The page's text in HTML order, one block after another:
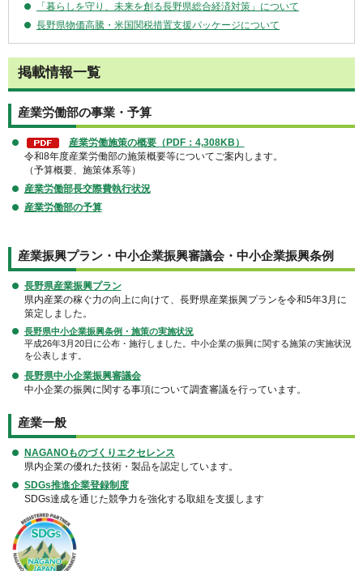
「暮らしを守り、未来を創る長野県総合経済対策」について
長野県物価高騰・米国関税措置支援パッケージについて
掲載情報一覧
産業労働部の事業・予算
産業労働施策の概要（PDF：4,308KB）
令和8年度産業労働部の施策概要等についてご案内します。
（予算概要、施策体系等）
産業労働部長交際費執行状況
産業労働部の予算
産業振興プラン・中小企業振興審議会・中小企業振興条例
長野県産業振興プラン
県内産業の稼ぐ力の向上に向けて、長野県産業振興プランを令和5年3月に
策定しました。
長野県中小企業振興条例・施策の実施状況
平成26年3月20日に公布・施行しました。中小企業の振興に関する施策の実施状況
を公表します。
長野県中小企業振興審議会
中小企業の振興に関する事項について調査審議を行っています。
産業一般
NAGANOものづくりエクセレンス
県内企業の優れた技術・製品を認定しています。
SDGs推進企業登録制度
SDGs達成を通じた競争力を強化する取組を支援します